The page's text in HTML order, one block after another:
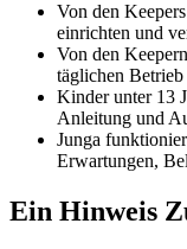
Von den
einrichten und
Von den
täglichen
Kinder unter 13
Anleitung und
Junga
Erwartungen,
Ein Hinweis